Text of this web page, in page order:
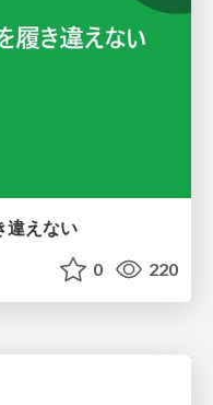
違えない
0 220